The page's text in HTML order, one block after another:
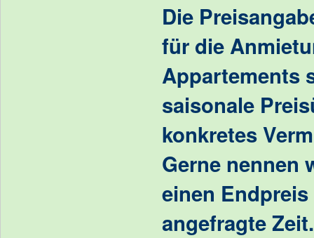
Die
für die
Appartements
saisonale
konkretes
Gerne nennen
einen
angefragte Zeit.